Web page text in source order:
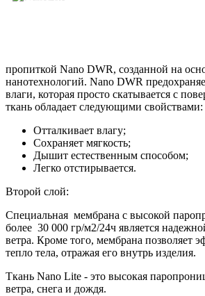
пропиткой Nano DWR, созданной на
нанотехнологий. Nano DWR
влаги, которая просто скатывается с
ткань обладает следующими свойствами:
Отталкивает влагу;
Сохраняет мягкость;
Дышит естественным способом;
Легко отстирывается.
Второй слой:
Специальная мембрана с высокой
более 30 000 гр/м2/24ч является
ветра. Кроме того, мембрана позволяет
тепло тела, отражая его внутрь изделия.
Ткань Nano Lite - это высокая
ветра, снега и дождя.